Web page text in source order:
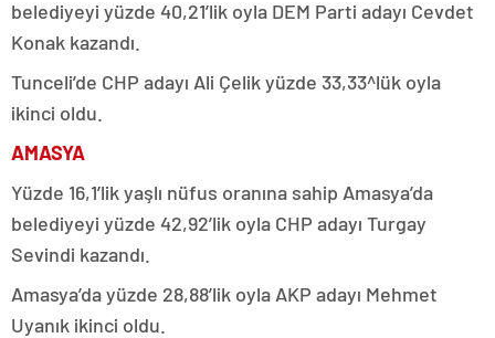
belediyeyi yüzde 40,21’lik oyla DEM Parti adayı Cevdet
Konak kazandı.
Tunceli’de CHP adayı Ali Çelik yüzde 33,33^lük oyla
ikinci oldu.
AMASYA
Yüzde 16,1’lik yaşlı nüfus oranına sahip Amasya’da
belediyeyi yüzde 42,92’lik oyla CHP adayı Turgay
Sevindi kazandı.
Amasya’da yüzde 28,88’lik oyla AKP adayı Mehmet
Uyanık ikinci oldu.